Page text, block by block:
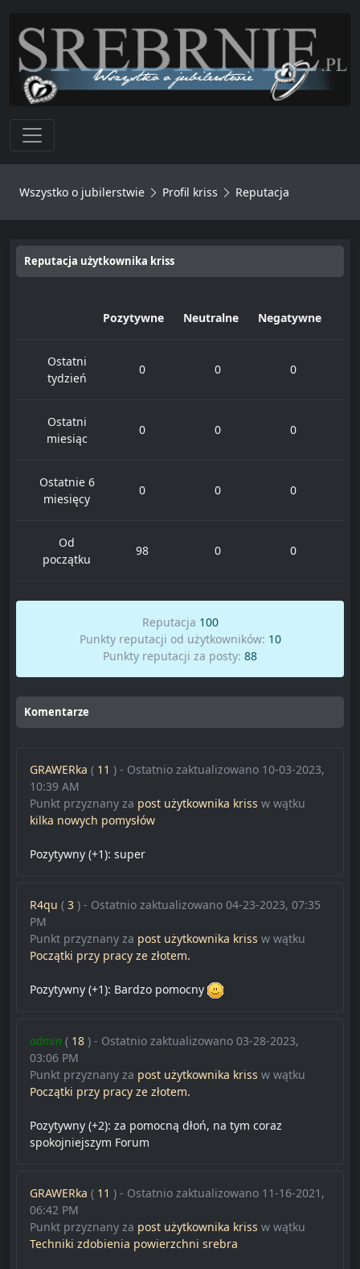
Toggle navigation
Wszystko o jubilerstwie Profil kriss Reputacja
Reputacja użytkownika kriss
Pozytywne Neutralne Negatywne
Ostatni
tydzień
0 0 0
Ostatni
miesiąc
0 0 0
Ostatnie 6
miesięcy
0 0 0
Od
początku
98 0 0
Reputacja 100
Punkty reputacji od użytkowników: 10
Punkty reputacji za posty: 88
Komentarze
GRAWERka ( 11 ) - Ostatnio zaktualizowano 10-03-2023,
10:39 AM
Punkt przyznany za post użytkownika kriss w wątku
kilka nowych pomysłów
Pozytywny (+1): super
R4qu ( 3 ) - Ostatnio zaktualizowano 04-23-2023, 07:35
PM
Punkt przyznany za post użytkownika kriss w wątku
Początki przy pracy ze złotem.
Pozytywny (+1): Bardzo pomocny
admin ( 18 ) - Ostatnio zaktualizowano 03-28-2023,
03:06 PM
Punkt przyznany za post użytkownika kriss w wątku
Początki przy pracy ze złotem.
Pozytywny (+2): za pomocną dłoń, na tym coraz
spokojniejszym Forum
GRAWERka ( 11 ) - Ostatnio zaktualizowano 11-16-2021,
06:42 PM
Punkt przyznany za post użytkownika kriss w wątku
Techniki zdobienia powierzchni srebra